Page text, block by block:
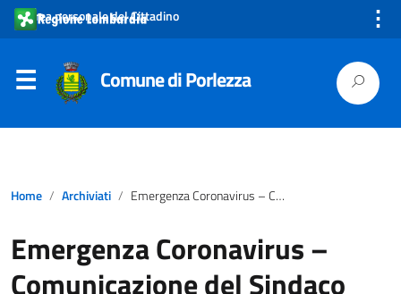
Area personale del Cittadino ⋮
Comune di Porlezza
Home Archiviati Emergenza Coronavirus – Comunicazione del Sindaco 26.05.2020
Emergenza Coronavirus –
Comunicazione del Sindaco